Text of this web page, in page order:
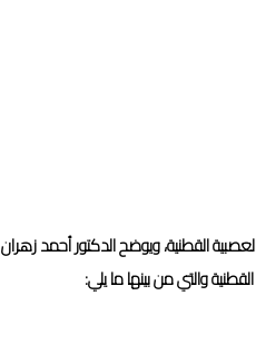
القطنية، ويوضح الدكتور أحمد زهران
والتي من بينها ما يلي: